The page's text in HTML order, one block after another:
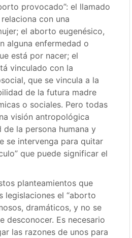
provocado”: el llamado
con una
el aborto eugenésico,
alguna enfermedad o
está por nacer; el
vinculado con la
que se vincula a la
de la futura madre
o sociales. Pero todas
visión antropológica
la persona humana y
se intervenga para quitar
que puede significar el
planteamientos que
legislaciones el “aborto
dramáticos, y no se
desconocer. Es necesario
las razones de unos para